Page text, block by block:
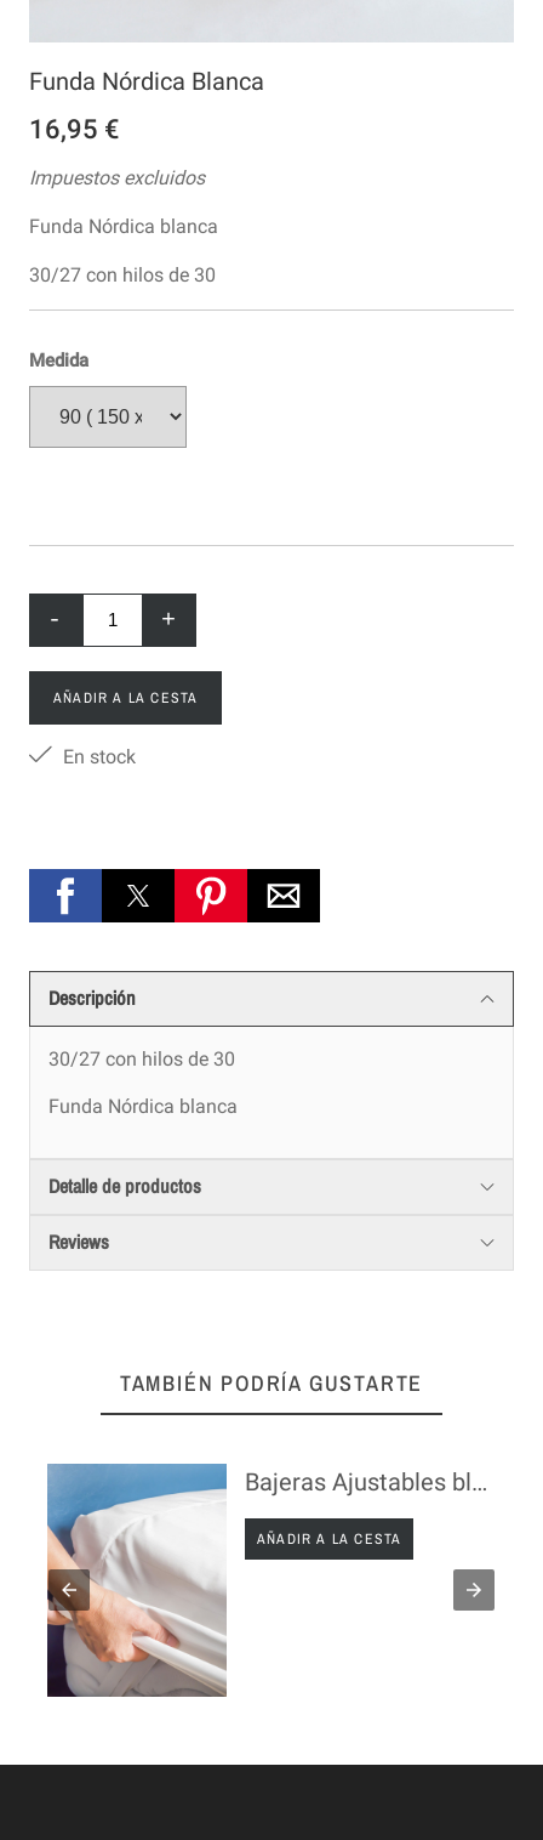
Funda Nórdica Blanca
16,95 €
Impuestos excluidos
Funda Nórdica blanca
30/27 con hilos de 30
Medida
- +
AÑADIR A LA CESTA
En stock
Descripción
30/27 con hilos de 30
Funda Nórdica blanca
Detalle de productos
Reviews
TAMBIÉN PODRÍA GUSTARTE
Bajeras Ajustables blancas
AÑADIR A LA CESTA